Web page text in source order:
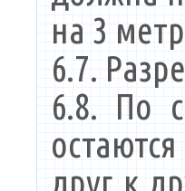
на 3
6.7.
6.8. По
друг к